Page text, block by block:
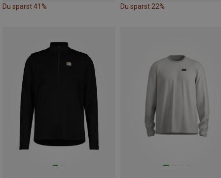
Du sparst 41% Du sparst 22%